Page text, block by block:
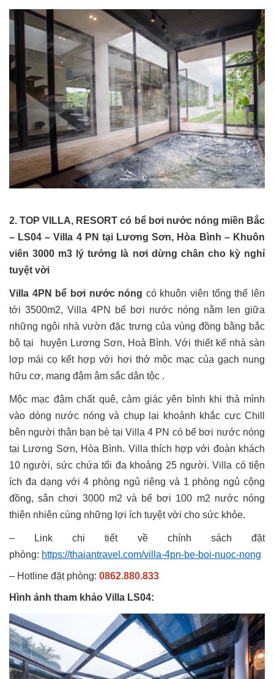
2. TOP VILLA, RESORT có bể bơi nước nóng miền Bắc
– LS04 – Villa 4 PN tại Lương Sơn, Hòa Bình – Khuôn
viên 3000 m3 lý tưởng là nơi dừng chân cho kỳ nghỉ
tuyệt vời
Villa 4PN bể bơi nước nóng có khuôn viên tổng thể lên
tới 3500m2, Villa 4PN bể bơi nước nóng nằm len giữa
những ngôi nhà vườn đặc trưng của vùng đồng bằng bắc
bộ tại huyện Lương Sơn, Hoà Bình. Với thiết kế nhà sàn
lợp mái cọ kết hợp với hơi thở mộc mạc của gạch nung
hữu cơ, mang đậm âm sắc dân tộc .
Mộc mạc đậm chất quê, cảm giác yên bình khi thả mình
vào dòng nước nóng và chụp lại khoảnh khắc cực Chill
bên người thân bạn bè tại Villa 4 PN có bể bơi nước nóng
tại Lương Sơn, Hòa Bình. Villa thích hợp với đoàn khách
10 người, sức chứa tối đa khoảng 25 người. Villa có tiện
ích đa dạng với 4 phòng ngủ riêng và 1 phòng ngủ cộng
đồng, sân chơi 3000 m2 và bể bơi 100 m2 nước nóng
thiên nhiên cùng những lợi ích tuyệt vời cho sức khỏe.
– Link chi tiết về chính sách đặt
phòng: https://thaiantravel.com/villa-4pn-be-boi-nuoc-nong
– Hotline đặt phòng: 0862.880.833
Hình ảnh tham khảo Villa LS04: